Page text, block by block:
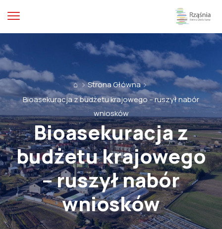
⌂
Strona Główna
Bioasekuracja z budżetu krajowego – ruszył nabór
wniosków
Bioasekuracja z
budżetu krajowego
– ruszył nabór
wniosków